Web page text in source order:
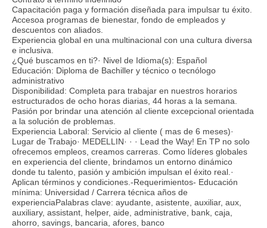
Capacitación paga y formación diseñada para impulsar tu éxito.
Accesoa programas de bienestar, fondo de empleados y
descuentos con aliados.
Experiencia global en una multinacional con una cultura diversa
e inclusiva.
¿Qué buscamos en ti?· Nivel de Idioma(s): Español
Educación: Diploma de Bachiller y técnico o tecnólogo
administrativo
Disponibilidad: Completa para trabajar en nuestros horarios
estructurados de ocho horas diarias, 44 horas a la semana.
Pasión por brindar una atención al cliente excepcional orientada
a la solución de problemas.
Experiencia Laboral: Servicio al cliente ( mas de 6 meses)·
Lugar de Trabajo· MEDELLIN· · · Lead the Way! En TP no solo
ofrecemos empleos, creamos carreras. Como líderes globales
en experiencia del cliente, brindamos un entorno dinámico
donde tu talento, pasión y ambición impulsan el éxito real.·
Aplican términos y condiciones.-Requerimientos- Educación
mínima: Universidad / Carrera técnica años de
experienciaPalabras clave: ayudante, asistente, auxiliar, aux,
auxiliary, assistant, helper, aide, administrative, bank, caja,
ahorro, savings, bancaria, afores, banco